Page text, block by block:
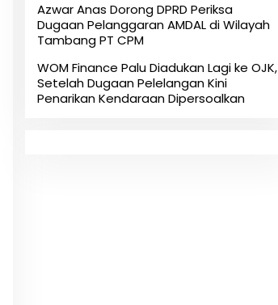
Azwar Anas Dorong DPRD Periksa
Dugaan Pelanggaran AMDAL di Wilayah
Tambang PT CPM
‎WOM Finance Palu Diadukan Lagi ke OJK,
Setelah Dugaan Pelelangan Kini
Penarikan Kendaraan Dipersoalkan ‎